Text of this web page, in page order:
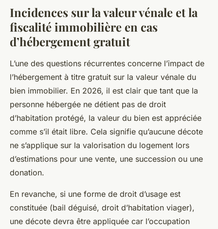
Incidences sur la valeur vénale et la
fiscalité immobilière en cas
d’hébergement gratuit
L’une des questions récurrentes concerne l’impact de
l’hébergement à titre gratuit sur la valeur vénale du
bien immobilier. En 2026, il est clair que tant que la
personne hébergée ne détient pas de droit
d’habitation protégé, la valeur du bien est appréciée
comme s’il était libre. Cela signifie qu’aucune décote
ne s’applique sur la valorisation du logement lors
d’estimations pour une vente, une succession ou une
donation.
En revanche, si une forme de droit d’usage est
constituée (bail déguisé, droit d’habitation viager),
une décote devra être appliquée car l’occupation